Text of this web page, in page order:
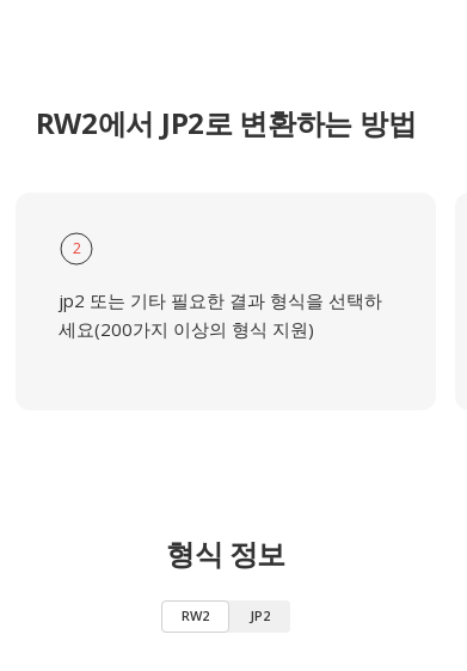
RW2에서 JP2로 변환하는 방법
2
jp2 또는 기타 필요한 결과 형식을 선택하
세요(200가지 이상의 형식 지원)
형식 정보
RW2 JP2